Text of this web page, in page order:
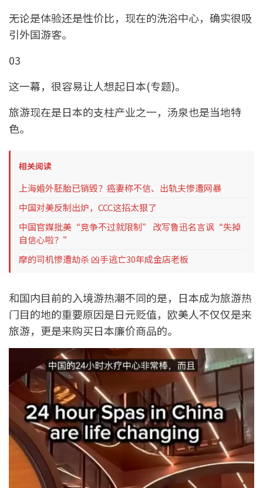
无论是体验还是性价比，现在的洗浴中心，确实很吸
引外国游客。
03
这一幕，很容易让人想起日本(专题)。
旅游现在是日本的支柱产业之一，汤泉也是当地特
色。
相关阅读
上海婚外胚胎已销毁？癌妻称不信、出轨夫惨遭网暴
中国对美反制出炉，CCC这招太狠了
中国官媒批美“竞争不过就限制” 改写鲁迅名言讽“失掉
自信心啦？”
摩的司机惨遭劫杀 凶手逃亡30年成金店老板
和国内目前的入境游热潮不同的是，日本成为旅游热
门目的地的重要原因是日元贬值，欧美人不仅仅是来
旅游，更是来购买日本廉价商品的。